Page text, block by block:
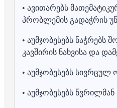
• ავითარებს
პრობლემის გადაჭრის
• აუმჯობესებს ნაჭრებს
კავშირის ნახვისა და
• აუმჯობესებს სივრცულ
• აუმჯობესებს